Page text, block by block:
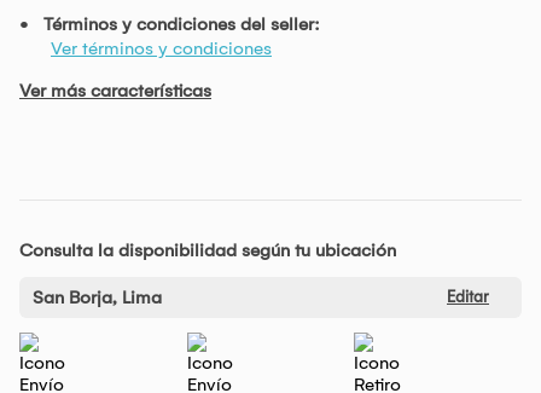
Términos y condiciones del seller:
Ver términos y condiciones
Ver más características
Consulta la disponibilidad según tu ubicación
San Borja, Lima Editar